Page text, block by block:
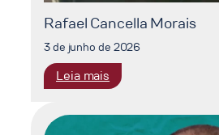
Rafael Cancella Morais
3 de junho de 2026
Leia mais
Rafael
Cancella
Morais